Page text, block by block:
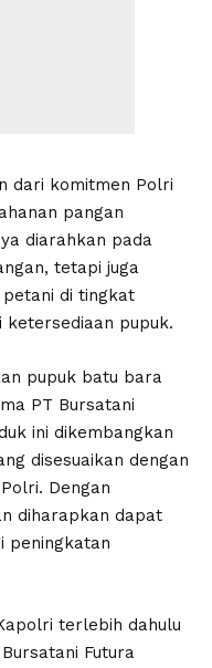
dari komitmen Polri
pangan
diarahkan pada
tetapi juga
petani di tingkat
ketersediaan pupuk.
pupuk batu bara
PT Bursatani
ini dikembangkan
disesuaikan dengan
Dengan
diharapkan dapat
peningkatan
terlebih dahulu
Futura